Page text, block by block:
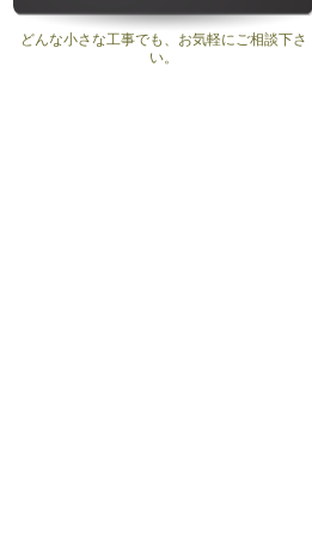
どんな小さな工事でも、お気軽にご相談下さ
い。